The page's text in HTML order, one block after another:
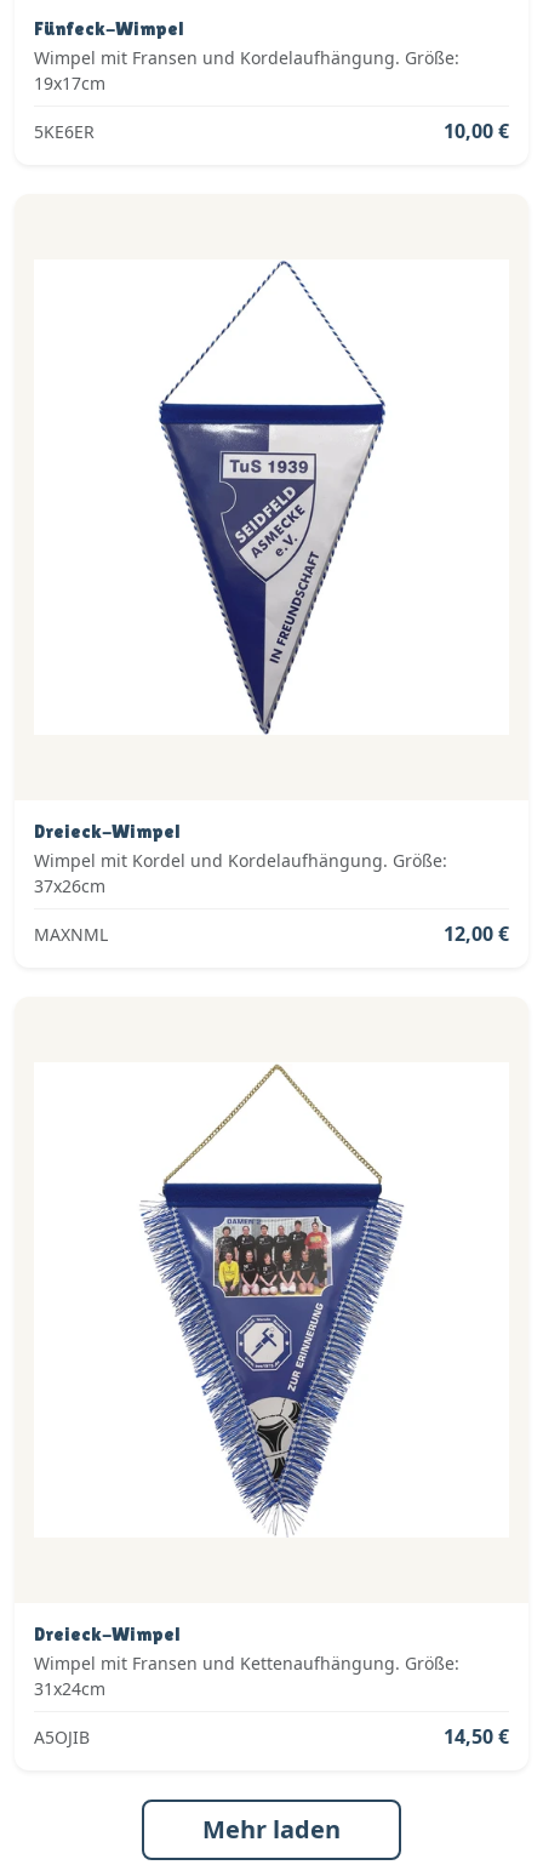
Fünfeck-Wimpel
Wimpel mit Fransen und Kordelaufhängung. Größe:
19x17cm
5KE6ER 10,00 €
Dreieck-Wimpel
Wimpel mit Kordel und Kordelaufhängung. Größe:
37x26cm
MAXNML 12,00 €
Dreieck-Wimpel
Wimpel mit Fransen und Kettenaufhängung. Größe:
31x24cm
A5OJIB 14,50 €
Mehr laden